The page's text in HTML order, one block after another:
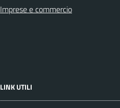
Imprese e commercio
LINK UTILI